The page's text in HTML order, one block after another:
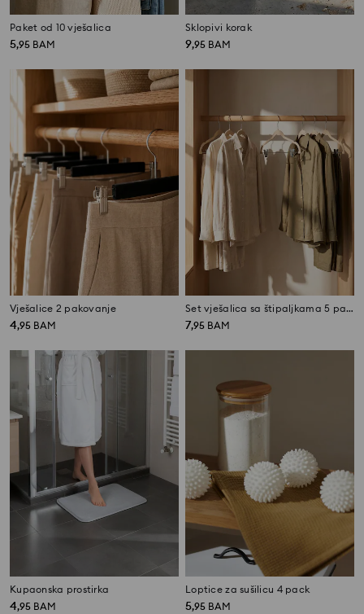
Paket od 10 vješalica
5,95 BAM
Sklopivi korak
9,95 BAM
Vješalice 2 pakovanje
4,95 BAM
Set vješalica sa štipaljkama 5 pack
7,95 BAM
Kupaonska prostirka
4,95 BAM
Loptice za sušilicu 4 pack
5,95 BAM